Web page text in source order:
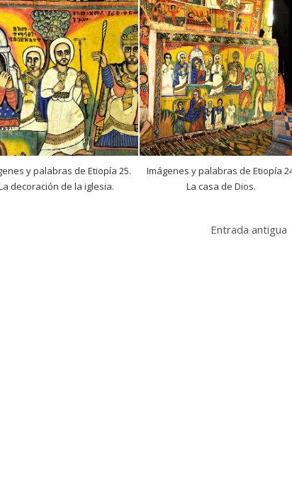
y palabras de Etiopía 25.
decoración de la iglesia.
Imágenes y palabras de Etiopía
La casa de Dios.
Entrada antigua